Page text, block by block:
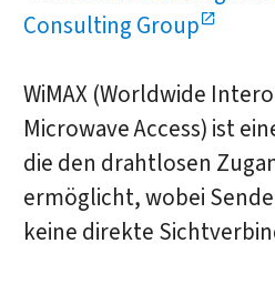
Consulting Group
WiMAX (Worldwide
Microwave Access) ist
die den drahtlosen
ermöglicht, wobei
keine direkte